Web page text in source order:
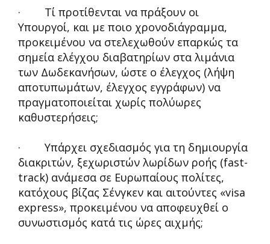
· Τί προτίθενται να πράξουν οι
Υπουργοί, και με ποιο χρονοδιάγραμμα,
προκειμένου να στελεχωθούν επαρκώς τα
σημεία ελέγχου διαβατηρίων στα λιμάνια
των Δωδεκανήσων, ώστε ο έλεγχος (λήψη
αποτυπωμάτων, έλεγχος εγγράφων) να
πραγματοποιείται χωρίς πολύωρες
καθυστερήσεις;
· Υπάρχει σχεδιασμός για τη δημιουργία
διακριτών, ξεχωριστών λωρίδων ροής (fast-
track) ανάμεσα σε Ευρωπαίους πολίτες,
κατόχους βίζας Σένγκεν και αιτούντες «visa
express», προκειμένου να αποφευχθεί ο
συνωστισμός κατά τις ώρες αιχμής;